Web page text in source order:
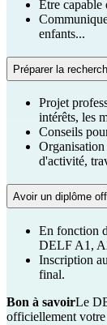
Être capable
enfants...
Préparer la
Projet
intérêts, les
Conseils
Organisation
d'activité,
Avoir un diplôme
En fonction
DELF A1,
Inscription
final.
Bon à savoirLe
officiellement